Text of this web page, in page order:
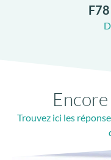
Trouvez ici les